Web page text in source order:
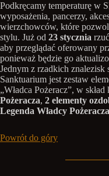
Podkręcamy temperaturę w
wyposażenia, pancerzy,
wierzchowców, które
stylu. Już od 23 stycznia
aby przeglądać oferowany
ponieważ będzie go
Jednym z rzadkich
Sanktuarium jest zestaw
„Władca Pożeracz”, w
Pożeracza, 2 elementy
Legenda Władcy Pożeracza
Powrót do góry